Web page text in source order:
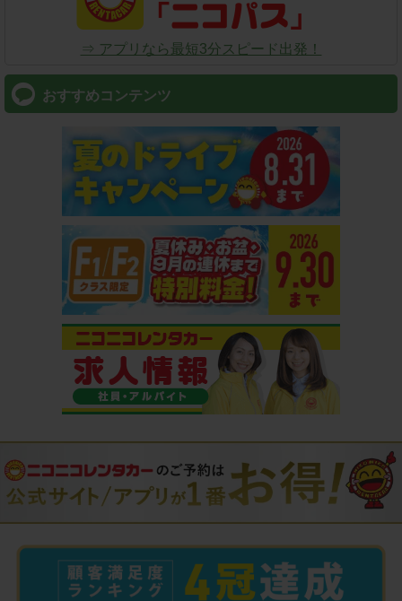
⇒ アプリなら最短3分スピード出発！
おすすめコンテンツ